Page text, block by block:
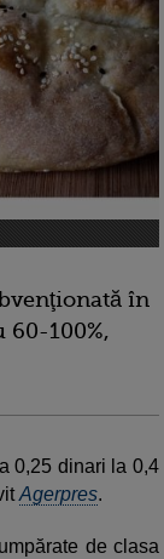
în
100%,
0,25 dinari la 0,4
Agerpres.
de clasa